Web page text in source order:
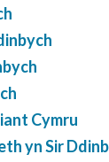
Cymru
yn Sir